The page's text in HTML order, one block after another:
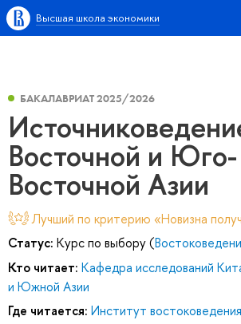
Высшая школа экономики
БАКАЛАВРИАТ 2025/2026
Восточной и Юго-
Восточной Азии
Лучший по критерию «Новизна
Статус: Курс по выбору (
Кто читает: Кафедра исследований
и Южной Азии
Где читается: Институт